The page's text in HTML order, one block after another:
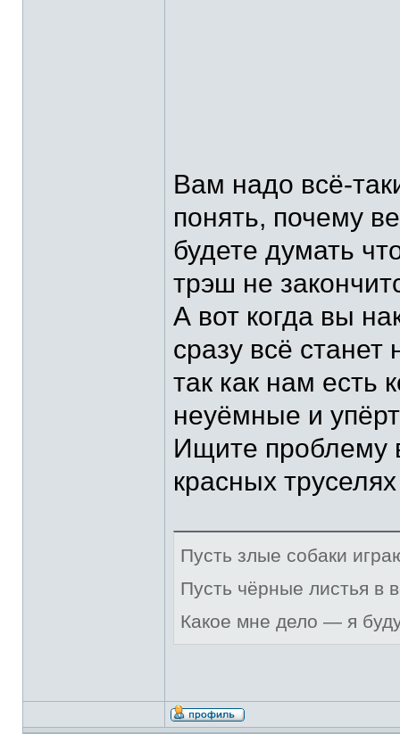
Вам надо всё-
понять, почему
будете думать
трэш не
А вот когда вы
сразу всё
так как нам есть
неуёмные и
Ищите проблему
красных
Пусть злые собаки
Пусть чёрные листья в
Какое мне дело — я